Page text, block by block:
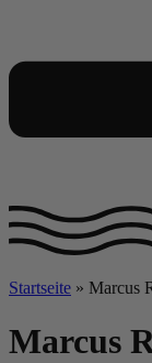
Startseite » Marcus
Marcus